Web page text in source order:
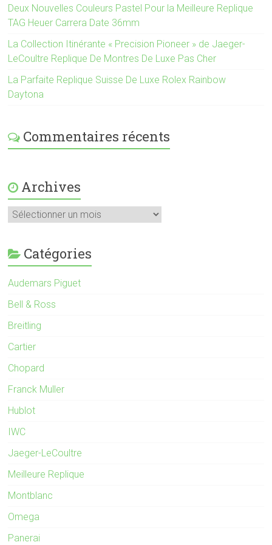
Deux Nouvelles Couleurs Pastel Pour la Meilleure Replique
TAG Heuer Carrera Date 36mm
La Collection Itinérante « Precision Pioneer » de Jaeger-
LeCoultre Replique De Montres De Luxe Pas Cher
La Parfaite Replique Suisse De Luxe Rolex Rainbow
Daytona
Commentaires récents
Archives
Catégories
Audemars Piguet
Bell & Ross
Breitling
Cartier
Chopard
Franck Muller
Hublot
IWC
Jaeger-LeCoultre
Meilleure Replique
Montblanc
Omega
Panerai